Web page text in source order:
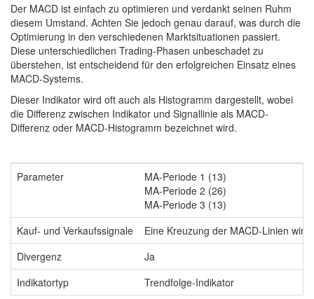
Der MACD ist einfach zu optimieren und verdankt seinen Ruhm
diesem Umstand. Achten Sie jedoch genau darauf, was durch die
Optimierung in den verschiedenen Marktsituationen passiert.
Diese unterschiedlichen Trading-Phasen unbeschadet zu
überstehen, ist entscheidend für den erfolgreichen Einsatz eines
MACD-Systems.
Dieser Indikator wird oft auch als Histogramm dargestellt, wobei
die Differenz zwischen Indikator und Signallinie als MACD-
Differenz oder MACD-Histogramm bezeichnet wird.
Parameter
MA-Periode 1 (13)
MA-Periode 2 (26)
MA-Periode 3 (13)
Kauf- und Verkaufssignale
Eine Kreuzung der MACD-Linien
Divergenz
Ja
Indikatortyp
Trendfolge-Indikator